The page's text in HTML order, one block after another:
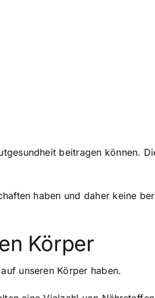
beitragen können.
haben und daher keine
Körper
unseren Körper haben.